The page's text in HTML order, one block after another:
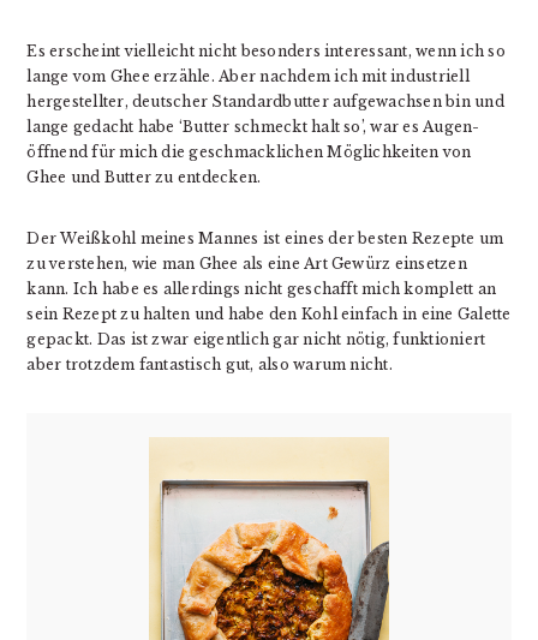
Es erscheint vielleicht nicht besonders interessant, wenn ich so
lange vom Ghee erzähle. Aber nachdem ich mit industriell
hergestellter, deutscher Standardbutter aufgewachsen bin und
lange gedacht habe ‘Butter schmeckt halt so’, war es Augen-
öffnend für mich die geschmacklichen Möglichkeiten von
Ghee und Butter zu entdecken.
Der Weißkohl meines Mannes ist eines der besten Rezepte um
zu verstehen, wie man Ghee als eine Art Gewürz einsetzen
kann. Ich habe es allerdings nicht geschafft mich komplett an
sein Rezept zu halten und habe den Kohl einfach in eine Galette
gepackt. Das ist zwar eigentlich gar nicht nötig, funktioniert
aber trotzdem fantastisch gut, also warum nicht.